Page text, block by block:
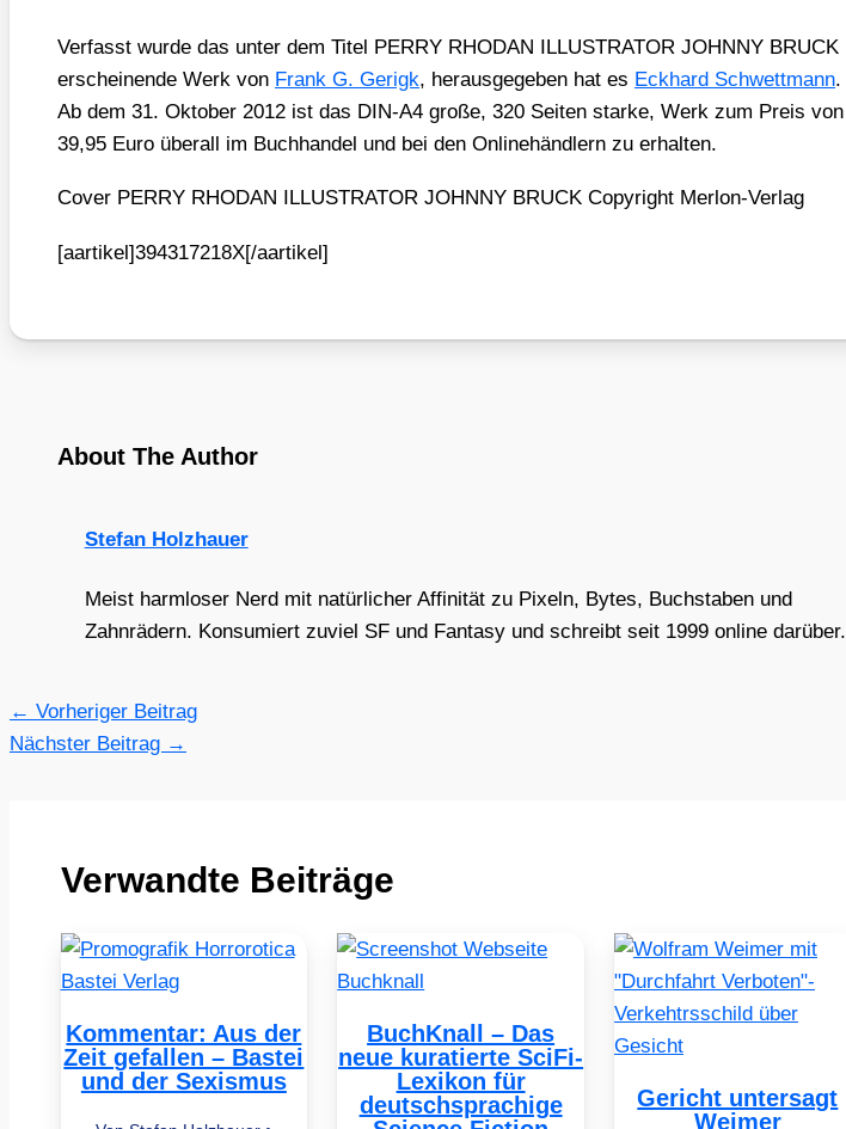
Ver­fasst wur­de das unter dem Titel PERRY RHODAN ILLUSTRATOR JOHNNY BRUCK
erschei­nen­de Werk von Frank G. Gerigk, her­aus­ge­ge­ben hat es Eck­hard Schwett­mann.
Ab dem 31. Okto­ber 2012 ist das DIN-A4 gro­ße, 320 Sei­ten star­ke, Werk zum Preis von
39,95 Euro über­all im Buch­han­del und bei den Online­händ­lern zu erhal­ten.
Cover PERRY RHODAN ILLUSTRATOR JOHNNY BRUCK Copy­right Mer­lon-Ver­lag
[aartikel]394317218X[/aartikel]
About The Author
Stefan Holzhauer
Meist harmloser Nerd mit natürlicher Affinität zu Pixeln, Bytes, Buchstaben und
Zahnrädern. Konsumiert zuviel SF und Fantasy und schreibt seit 1999 online darüber.
← Vorheriger Beitrag
Nächster Beitrag →
Verwandte Beiträge
Kommentar: Aus der
Zeit gefallen – Bastei
und der Sexismus
BuchKnall – Das
neue kuratierte SciFi-
Lexikon für
deutschsprachige
Gericht untersagt
Weimer